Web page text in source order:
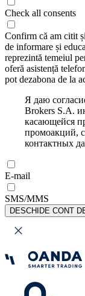
Check all consents
Confirm că am citit
de informare și
reprezintă temeiul
oferă asistență
pot dezabona de la
Я даю
Brokers S.A.
касающейся
промоакций,
контактных
E-mail
SMS/MMS
DESCHIDE CONT